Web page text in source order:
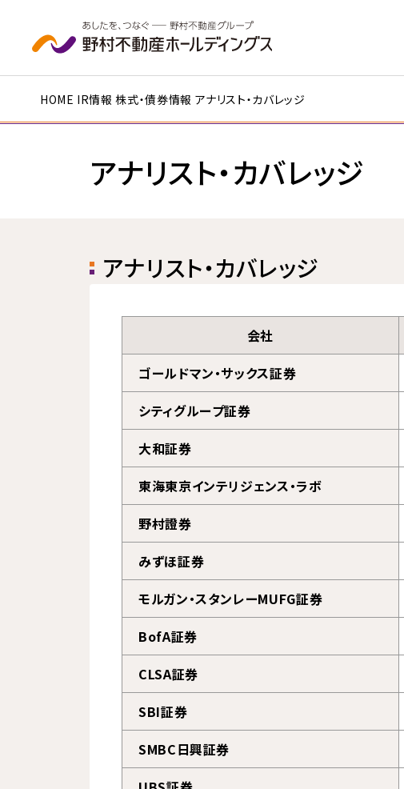
HOME IR情報 株式・債券情報 アナリスト・カバレッジ
アナリスト・カバレッジ
アナリスト・カバレッジ
会社
ゴールドマン・サックス証券
シティグループ証券
大和証券
東海東京インテリジェンス・ラボ
野村證券
みずほ証券
モルガン・スタンレーMUFG証券
BofA証券
CLSA証券
SBI証券
SMBC日興証券